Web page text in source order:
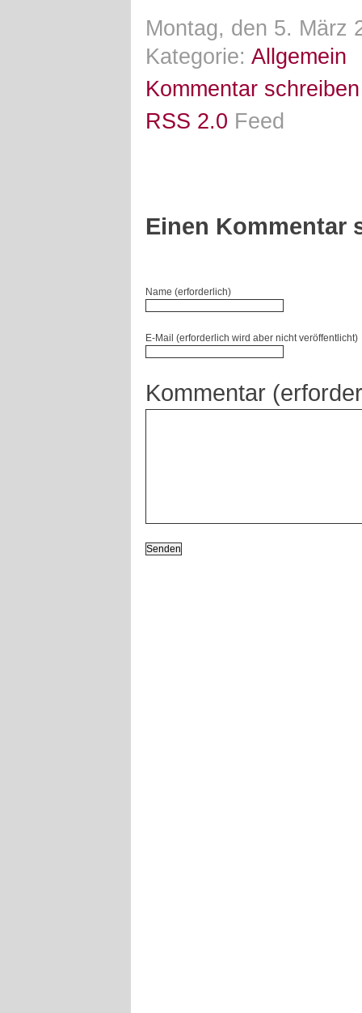
Montag, den 5. März
Kategorie: Allgemein
Kommentar schreiben
RSS 2.0 Feed
Einen Kommentar
Name (erforderlich)
E-Mail (erforderlich wird aber nicht veröffentlicht)
Kommentar